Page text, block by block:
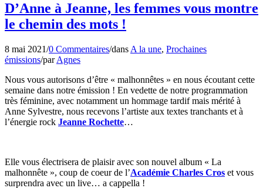
D’Anne à Jeanne, les femmes vous montre
le chemin des mots !
8 mai 2021/0 Commentaires/dans A la une, Prochaines
émissions/parAgnes
Nous vous autorisons d’être « malhonnêtes » en nous écoutant cette
semaine dans notre émission ! En vedette de notre programmation
très féminine, avec notamment un hommage tardif mais mérité à
Anne Sylvestre, nous recevons l’artiste aux textes tranchants et à
l’énergie rock Jeanne Rochette…
Elle vous électrisera de plaisir avec son nouvel album « La
malhonnête », coup de coeur de l’Académie Charles Cros et vous
surprendra avec un live… a cappella !